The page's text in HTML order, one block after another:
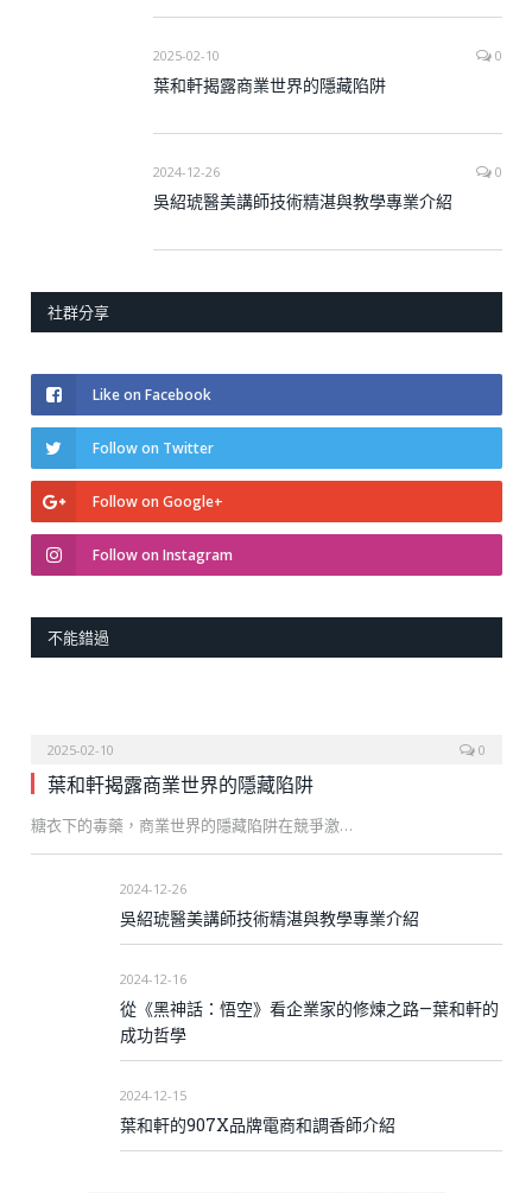
2025-02-10 0
葉和軒揭露商業世界的隱藏陷阱
2024-12-26 0
吳紹琥醫美講師技術精湛與教學專業介紹
社群分享
Like on Facebook
Follow on Twitter
Follow on Google+
Follow on Instagram
不能錯過
2025-02-10 0
葉和軒揭露商業世界的隱藏陷阱
糖衣下的毒藥，商業世界的隱藏陷阱在競爭激…
2024-12-26
吳紹琥醫美講師技術精湛與教學專業介紹
2024-12-16
從《黑神話：悟空》看企業家的修煉之路—葉和軒的
成功哲學
2024-12-15
葉和軒的907X品牌電商和調香師介紹